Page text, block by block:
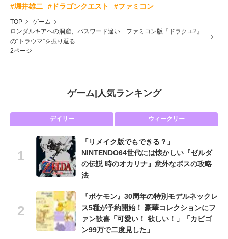
#堀井雄二 #ドラゴンクエスト #ファミコン
TOP
ゲーム
ロンダルキアへの洞窟、パスワード違い…ファミコン版『ドラクエ2』
の“トラウマ”を振り返る
2ページ
ゲーム| 人気ランキング
デイリー ウィークリー
「リメイク版でもできる？」
NINTENDO64世代には懐かしい『ゼルダ
の伝説 時のオカリナ』意外なボスの攻略
法
『ポケモン』30周年の特別モデルネックレ
ス5種が予約開始！ 豪華コレクションにフ
ァン歓喜「可愛い！ 欲しい！」「カビゴ
ン99万で二度見した」